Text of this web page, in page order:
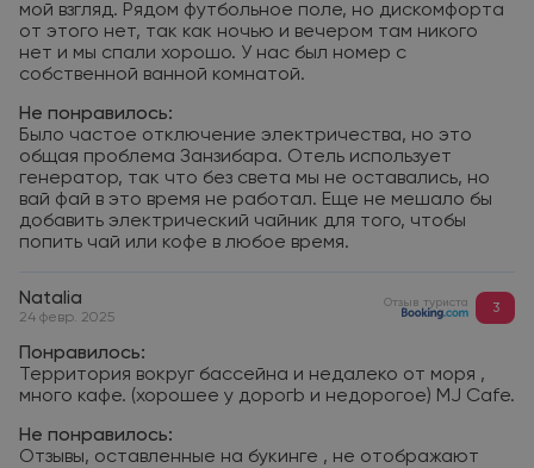
мой взгляд. Рядом футбольное поле, но дискомфорта
от этого нет, так как ночью и вечером там никого
нет и мы спали хорошо. У нас был номер с
собственной ванной комнатой.
Не понравилось:
Было частое отключение электричества, но это
общая проблема Занзибара. Отель использует
генератор, так что без света мы не оставались, но
вай фай в это время не работал. Еще не мешало бы
добавить электрический чайник для того, чтобы
попить чай или кофе в любое время.
Natalia
24 февр. 2025
Отзыв туриста 3
Понравилось:
Территория вокруг бассейна и недалеко от моря ,
много кафе. (хорошее у дорогb и недорогое) MJ Cafe.
Не понравилось:
Отзывы, оставленные на букинге , не отображают